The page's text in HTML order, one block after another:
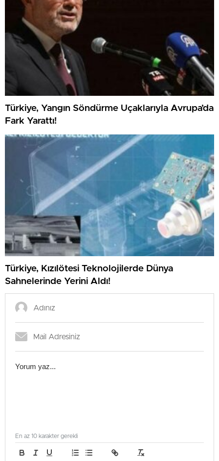
Türkiye, Yangın Söndürme Uçaklarıyla Avrupa’da
Fark Yarattı!
Türkiye, Kızılötesi Teknolojilerde Dünya
Sahnelerinde Yerini Aldı!
En az 10 karakter gerekli